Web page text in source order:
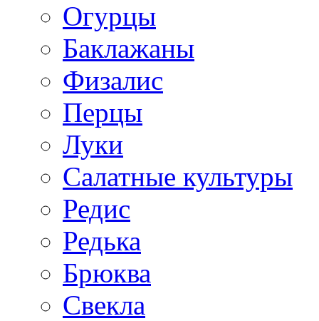
Огурцы
Баклажаны
Физалис
Перцы
Луки
Салатные культуры
Редис
Редька
Брюква
Свекла